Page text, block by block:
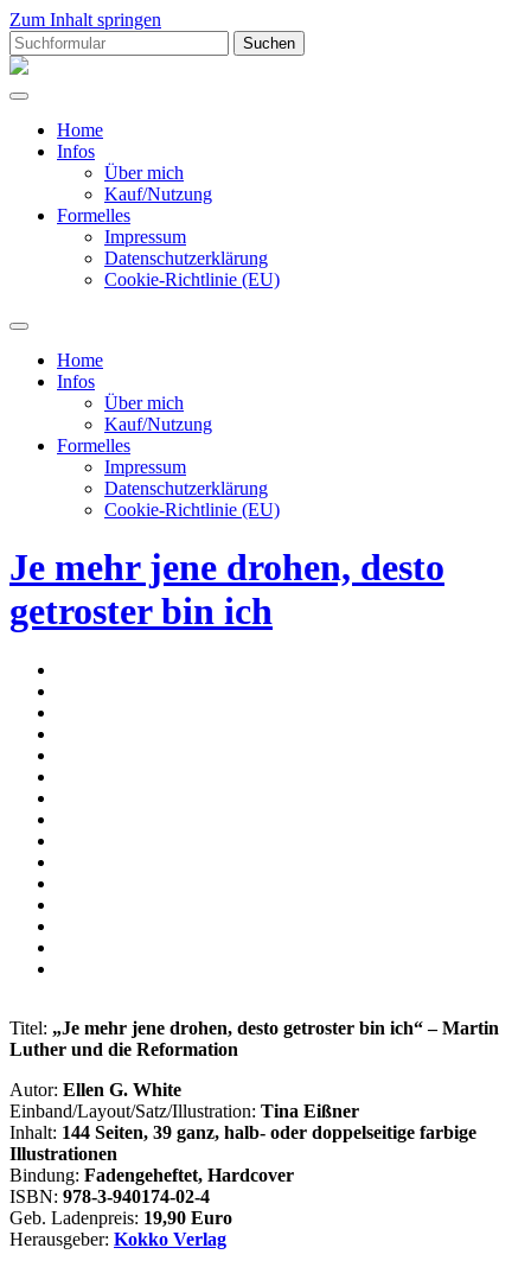
Zum Inhalt springen
Suchen
nach:Hiramgrafik
Home
Infos
Über mich
Kauf/Nutzung
Formelles
Impressum
Datenschutzerklärung
Cookie-Richtlinie (EU)
Suchfeld
ein-/ausblenden
Home
Infos
Über mich
Kauf/Nutzung
Formelles
Impressum
Datenschutzerklärung
Cookie-Richtlinie (EU)
Je mehr jene drohen, desto
getroster bin ich
Titel: „Je mehr jene drohen, desto getroster bin ich“ – Martin
Luther und die Reformation
Autor: Ellen G. White
Einband/Layout/Satz/Illustration: Tina Eißner
Inhalt: 144 Seiten, 39 ganz, halb- oder doppelseitige farbige
Illustrationen
Bindung: Fadengeheftet, Hardcover
ISBN: 978-3-940174-02-4
Geb. Ladenpreis: 19,90 Euro
Herausgeber: Kokko Verlag